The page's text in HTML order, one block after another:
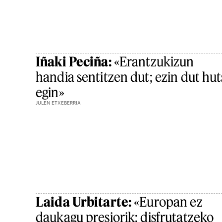
Iñaki Peciña:«Erantzukizun
handia sentitzen dut; ezin dut
egin»
JULEN ETXEBERRIA
Laida Urbitarte:«Europan ez
daukagu presiorik; disfrutatzeko